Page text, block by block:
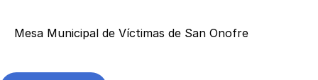
Mesa Municipal de Víctimas de San Onofre